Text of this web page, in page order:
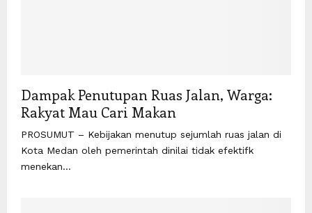
Dampak Penutupan Ruas Jalan, Warga:
Rakyat Mau Cari Makan
PROSUMUT – Kebijakan menutup sejumlah ruas jalan di
Kota Medan oleh pemerintah dinilai tidak efektifk
menekan...